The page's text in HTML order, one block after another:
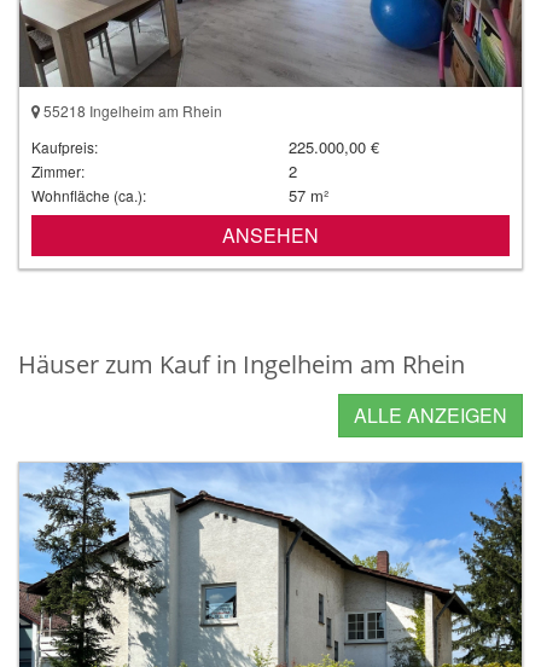
55218 Ingelheim am Rhein
Kaufpreis:
225.000,00 €
Zimmer: 2
Wohnfläche (ca.): 57 m²
ANSEHEN
Häuser zum Kauf in Ingelheim am Rhein
ALLE ANZEIGEN